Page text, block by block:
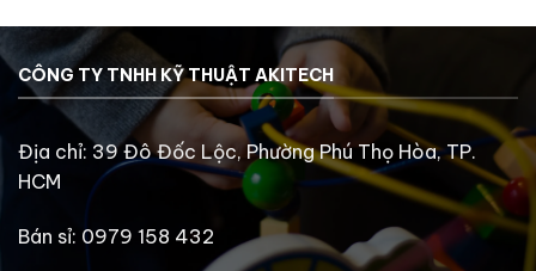
CÔNG TY TNHH KỸ THUẬT AKITECH
Địa chỉ: 39 Đô Đốc Lộc, Phường Phú Thọ Hòa, TP.
HCM
Bán sỉ: 0979 158 432